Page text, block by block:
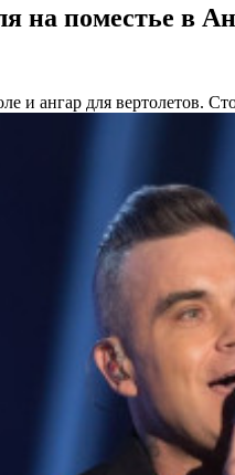
на поместье в
и ангар для вертолетов.